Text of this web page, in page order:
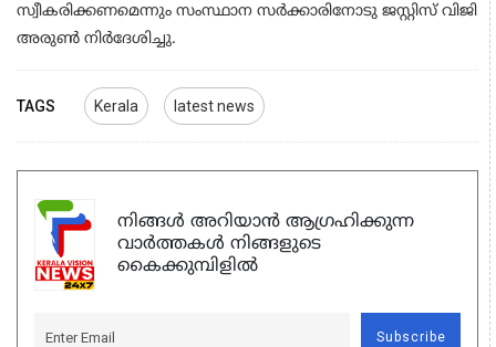
സ്വീകരിക്കണമെന്നും സംസ്ഥാന സര്‍ക്കാരിനോടു ജസ്റ്റിസ് വിജി
അരുണ്‍ നിര്‍ദേശിച്ചു.
TAGS Kerala latest news
നിങ്ങൾ അറിയാൻ ആഗ്രഹിക്കുന്ന
വാർത്തകൾ നിങ്ങളുടെ
കൈക്കുമ്പിളിൽ
Subscribe